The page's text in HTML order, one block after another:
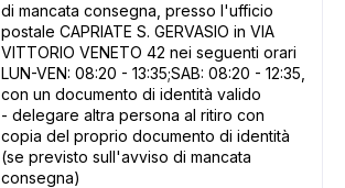
di mancata consegna, presso l'ufficio
postale CAPRIATE S. GERVASIO in VIA
VITTORIO VENETO 42 nei seguenti orari
LUN-VEN: 08:20 - 13:35;SAB: 08:20 - 12:35,
con un documento di identità valido
- delegare altra persona al ritiro con
copia del proprio documento di identità
(se previsto sull'avviso di mancata
consegna)